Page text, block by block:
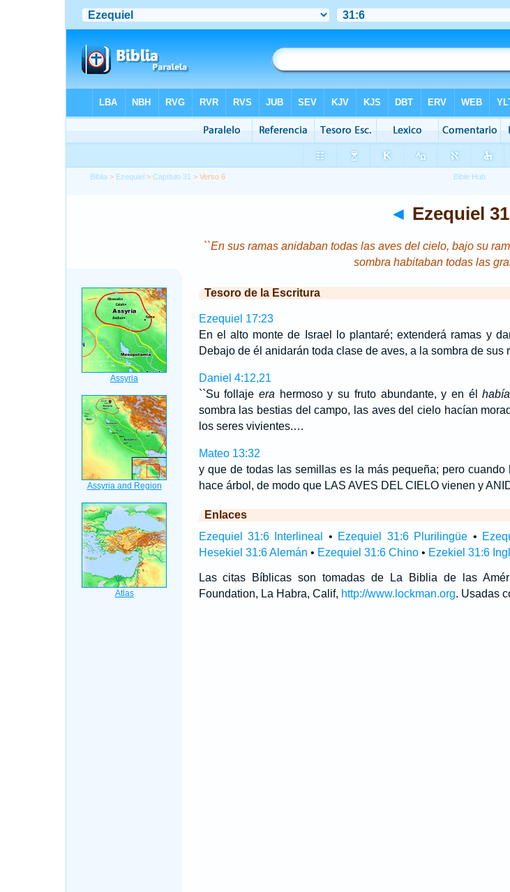
Biblia > Ezequiel >Capítulo 31 > Verso 6
◄ Ezequiel
``En sus ramas anidaban todas las aves del cielo, bajo su
sombra habitaban todas las
Tesoro de la Escritura
Ezequiel 17:23
En el alto monte de Israel lo plantaré; extenderá ramas y
Debajo de él anidarán toda clase de aves, a la sombra de sus
Daniel 4:12,21
``Su follaje era hermoso y su fruto abundante, y en élhabía
sombra las bestias del campo, las aves del cielo hacían
los seres vivientes.…
Mateo 13:32
y que de todas las semillas es la más pequeña; pero
hace árbol, de modo que LAS AVES DEL CIELO vienen y
Enlaces
Ezequiel 31:6 Interlineal
• Ezequiel 31:6 Plurilingüe •
Hesekiel 31:6 Alemán • Ezequiel 31:6 Chino• Ezekiel 31:6
Las citas Bíblicas son tomadas de La Biblia de las
Foundation, La Habra, Calif, http://www.lockman.org. Usadas